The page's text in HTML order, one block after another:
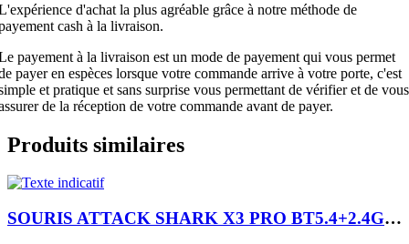
d'achat la plus agréable grâce à notre méthode de
cash à la livraison.
payement à la livraison est un mode de payement qui vous permet
payer en espèces lorsque votre commande arrive à votre porte, c'est
et pratique et sans surprise vous permettant de vérifier et de vous
de la réception de votre commande avant de payer.
Produits similaires
SOURIS ATTACK SHARK X3 PRO BT5.4+2.4G 8K BLACK